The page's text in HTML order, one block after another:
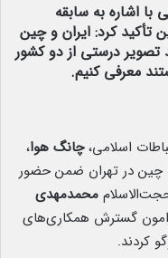
اشاره به سابقه
تأکید کرد: ایران و چین
تصویر درستی از دو کشور
معرفی کنیم.
اسلامی،چانگ هوا،
چین در تهران ضمن حضور
محمدمهدی
گسترش‌ همکاری‌های
کردند.